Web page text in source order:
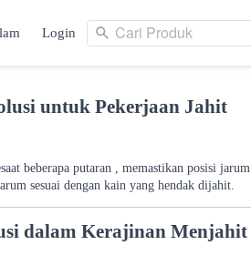
Cari Produk
Login Cari Produk
untuk Pekerjaan Jahit
beberapa putaran , memastikan posisi jarum
sesuai dengan kain yang hendak dijahit.
dalam Kerajinan Menjahit